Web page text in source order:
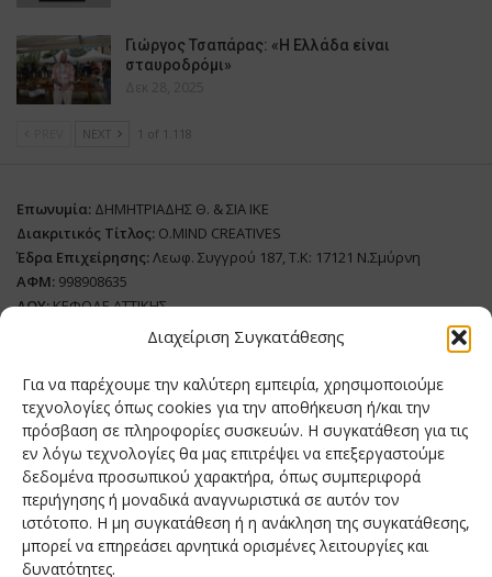
Διαχείριση Συγκατάθεσης
Για να παρέχουμε την καλύτερη εμπειρία, χρησιμοποιούμε
τεχνολογίες όπως cookies για την αποθήκευση ή/και την
πρόσβαση σε πληροφορίες συσκευών. Η συγκατάθεση για τις
εν λόγω τεχνολογίες θα μας επιτρέψει να επεξεργαστούμε
δεδομένα προσωπικού χαρακτήρα, όπως συμπεριφορά
περιήγησης ή μοναδικά αναγνωριστικά σε αυτόν τον
ιστότοπο. Η μη συγκατάθεση ή η ανάκληση της συγκατάθεσης,
μπορεί να επηρεάσει αρνητικά ορισμένες λειτουργίες και
δυνατότητες.
Γιώργος Τσαπάρας: «Η Ελλάδα είναι
σταυροδρόμι»
Δεκ 28, 2025
NEXT 1 of 1.118
Επωνυμία: ΔΗΜΗΤΡΙΑΔΗΣ Θ. & ΣΙΑ ΙΚΕ
Διακριτικός Τίτλος: O.MIND CREATIVES
Έδρα Επιχείρησης:Λεωφ. Συγγρού 187, Τ.Κ: 17121 Ν.Σμύρνη
ΑΦΜ: 998908635
ΔΟΥ:ΚΕΦΟΔΕ ΑΤΤΙΚΗΣ
Όνομα Ιδιοκτήτη και Νόμιμο Πρόσωπο: Θεόδωρος Δημητριάδης
Διευθυντής Σύνταξης:Ευθυμιάτου Μαίρη
Domain:grillmagazine.gr
Δικαιούχος Domain:Θεόδωρος Δημητριάδης
Διευθυντής:Θεόδωρος Δημητριάδης
Διαχειριστής:Θεόδωρος Δημητριάδης
Δήλωση Συμμόρφωσης
Αριθμός Πιστοποίησης Μ.Η.Τ.: